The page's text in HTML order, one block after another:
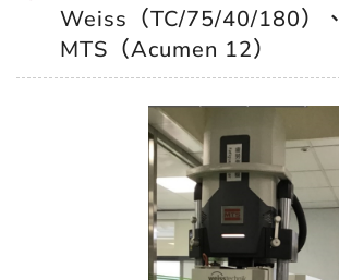
Weiss（TC/75/40/180）、
MTS（Acumen 12）